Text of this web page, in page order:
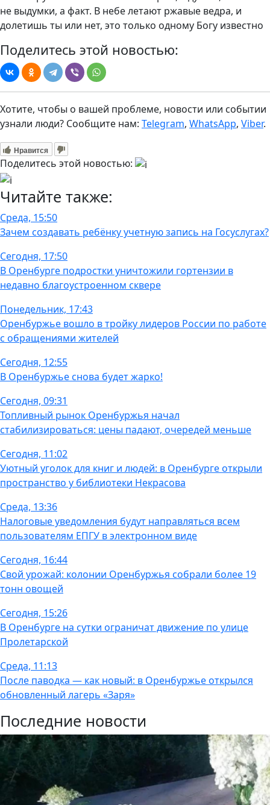
не выдумки, а факт. В небе летают ржавые ведра, и
долетишь ты или нет, это только одному Богу известно
Поделитесь этой новостью:
Хотите, чтобы о вашей проблеме, новости или событии
узнали люди? Сообщите нам: Telegram, WhatsApp, Viber.
Нравится
Поделитесь этой новостью:
Читайте также:
Среда, 15:50
Зачем создавать ребёнку учетную запись на Госуслугах?
Сегодня, 17:50
В Оренбурге подростки уничтожили гортензии в
недавно благоустроенном сквере
Понедельник, 17:43
Оренбуржье вошло в тройку лидеров России по работе
с обращениями жителей
Сегодня, 12:55
В Оренбуржье снова будет жарко!
Сегодня, 09:31
Топливный рынок Оренбуржья начал
стабилизироваться: цены падают, очередей меньше
Сегодня, 11:02
Уютный уголок для книг и людей: в Оренбурге открыли
пространство у библиотеки Некрасова
Среда, 13:36
Налоговые уведомления будут направляться всем
пользователям ЕПГУ в электронном виде
Сегодня, 16:44
Свой урожай: колонии Оренбуржья собрали более 19
тонн овощей
Сегодня, 15:26
В Оренбурге на сутки ограничат движение по улице
Пролетарской
Среда, 11:13
После паводка — как новый: в Оренбуржье открылся
обновленный лагерь «Заря»
Последние новости